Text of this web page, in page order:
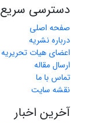
دسترسی سریع
صفحه اصلی
درباره نشریه
اعضای هیات تحریریه
ارسال مقاله
تماس با ما
نقشه سایت
آخرین اخبار